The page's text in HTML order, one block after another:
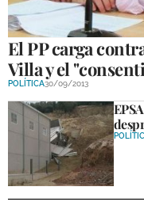
El PP carga
Villa y el
POLÍTICA30/09/2013